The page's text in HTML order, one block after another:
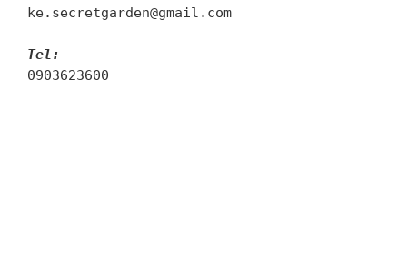
ke.secretgarden@gmail.com
Tel:
0903623600